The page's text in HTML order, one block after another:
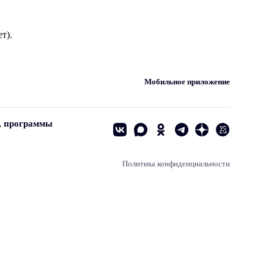
Мобильное приложение
программы
Политика конфиденциальности